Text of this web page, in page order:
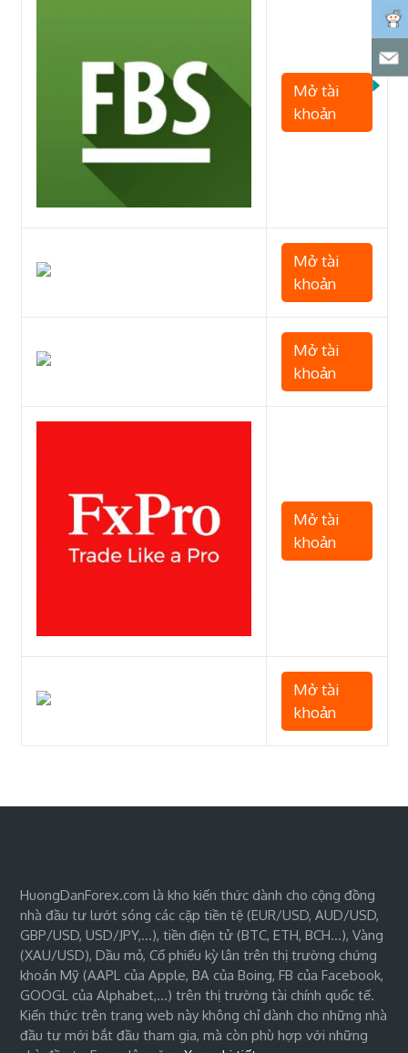
Mở tài
khoản
Mở tài
khoản
Mở tài
khoản
Mở tài
khoản
Mở tài
khoản
HuongDanForex.com là kho kiến thức dành cho cộng đồng
nhà đầu tư lướt sóng các cặp tiền tệ (EUR/USD, AUD/USD,
GBP/USD, USD/JPY,…), tiền điện tử (BTC, ETH, BCH…), Vàng
(XAU/USD), Dầu mỏ, Cổ phiếu kỳ lân trên thị trường chứng
khoán Mỹ (AAPL của Apple, BA của Boing, FB của Facebook,
GOOGL của Alphabet,…) trên thị trường tài chính quốc tế.
Kiến thức trên trang web này không chỉ dành cho những nhà
đầu tư mới bắt đầu tham gia, mà còn phù hợp với những